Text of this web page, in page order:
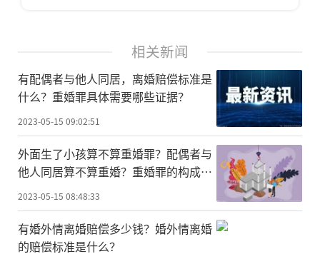
相关新闻
有配偶者与他人同居，离婚赔偿标准是
什么？重婚罪具体需要哪些证据？
2023-05-15 09:02:51
外面生了小孩算不算重婚罪？配偶者与
他人同居算不算重婚？重婚罪的构成要
件有哪些？
2023-05-15 08:48:33
有婚外情离婚赔偿多少钱？婚外情离婚
的赔偿标准是什么？